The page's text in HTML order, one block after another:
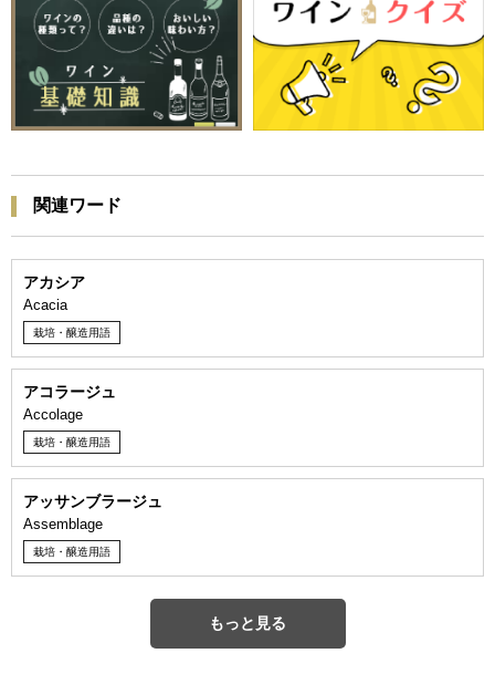
関連ワード
アカシア
Acacia
栽培・醸造用語
アコラージュ
Accolage
栽培・醸造用語
アッサンブラージュ
Assemblage
栽培・醸造用語
もっと見る